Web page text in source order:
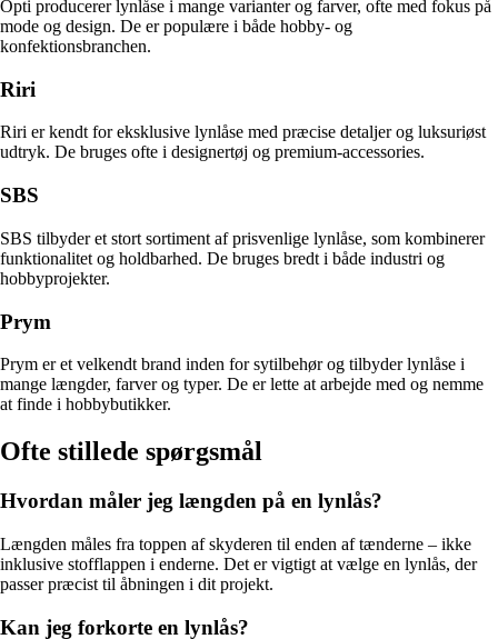
Opti producerer lynlåse i mange varianter og farver, ofte med fokus på
mode og design. De er populære i både hobby- og
konfektionsbranchen.
Riri
Riri er kendt for eksklusive lynlåse med præcise detaljer og luksuriøst
udtryk. De bruges ofte i designertøj og premium-accessories.
SBS
SBS tilbyder et stort sortiment af prisvenlige lynlåse, som kombinerer
funktionalitet og holdbarhed. De bruges bredt i både industri og
hobbyprojekter.
Prym
Prym er et velkendt brand inden for sytilbehør og tilbyder lynlåse i
mange længder, farver og typer. De er lette at arbejde med og nemme
at finde i hobbybutikker.
Ofte stillede spørgsmål
Hvordan måler jeg længden på en lynlås?
Længden måles fra toppen af skyderen til enden af tænderne – ikke
inklusive stofflappen i enderne. Det er vigtigt at vælge en lynlås, der
passer præcist til åbningen i dit projekt.
Kan jeg forkorte en lynlås?